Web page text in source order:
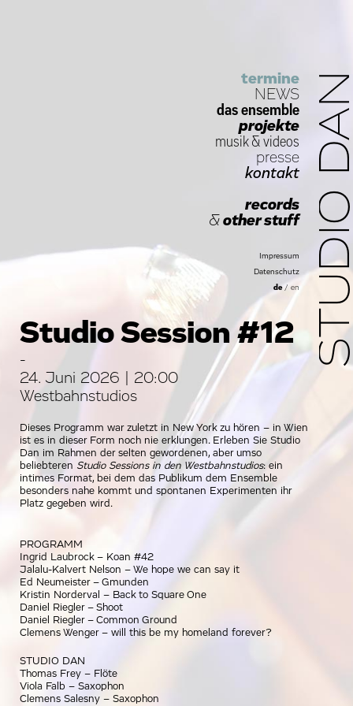
termine
NEWS
das ensemble
projekte
musik& videos
presse
kontakt
records
& other stuff
Impressum
Datenschutz
de/ en
Studio Session #12
-
24. Juni 2026 | 20:00
Westbahnstudios
Dieses Programm war zuletzt in New York zu hören – in Wien
ist es in dieser Form noch nie erklungen. Erleben Sie Studio
Dan im Rahmen der selten gewordenen, aber umso
beliebteren Studio Sessions in den Westbahnstudios: ein
intimes Format, bei dem das Publikum dem Ensemble
besonders nahe kommt und spontanen Experimenten ihr
Platz gegeben wird.
PROGRAMM
Ingrid Laubrock – Koan #42
Jalalu-Kalvert Nelson – We hope we can say it
Ed Neumeister – Gmunden
Kristin Norderval – Back to Square One
Daniel Riegler – Shoot
Daniel Riegler – Common Ground
Clemens Wenger – will this be my homeland forever?
STUDIO DAN
Thomas Frey – Flöte
Viola Falb – Saxophon
Clemens Salesny – Saxophon